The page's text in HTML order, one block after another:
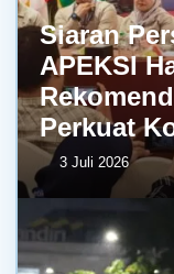
Siaran
APEKSI
Perkuat
3 Juli 2026